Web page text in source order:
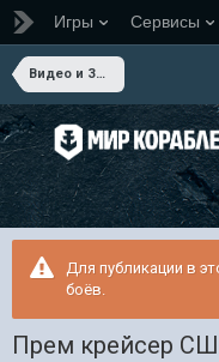
Игры Сервисы
Видео и Звук
Для публикации в
боёв.
Прем крейсер